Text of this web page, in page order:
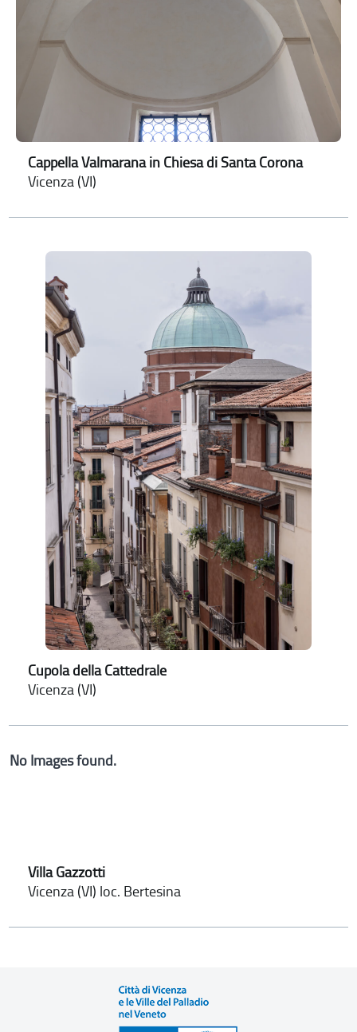
Cappella Valmarana in Chiesa di Santa Corona
Vicenza (VI)
Cupola della Cattedrale
Vicenza (VI)
No Images found.
Villa Gazzotti
Vicenza (VI) loc. Bertesina